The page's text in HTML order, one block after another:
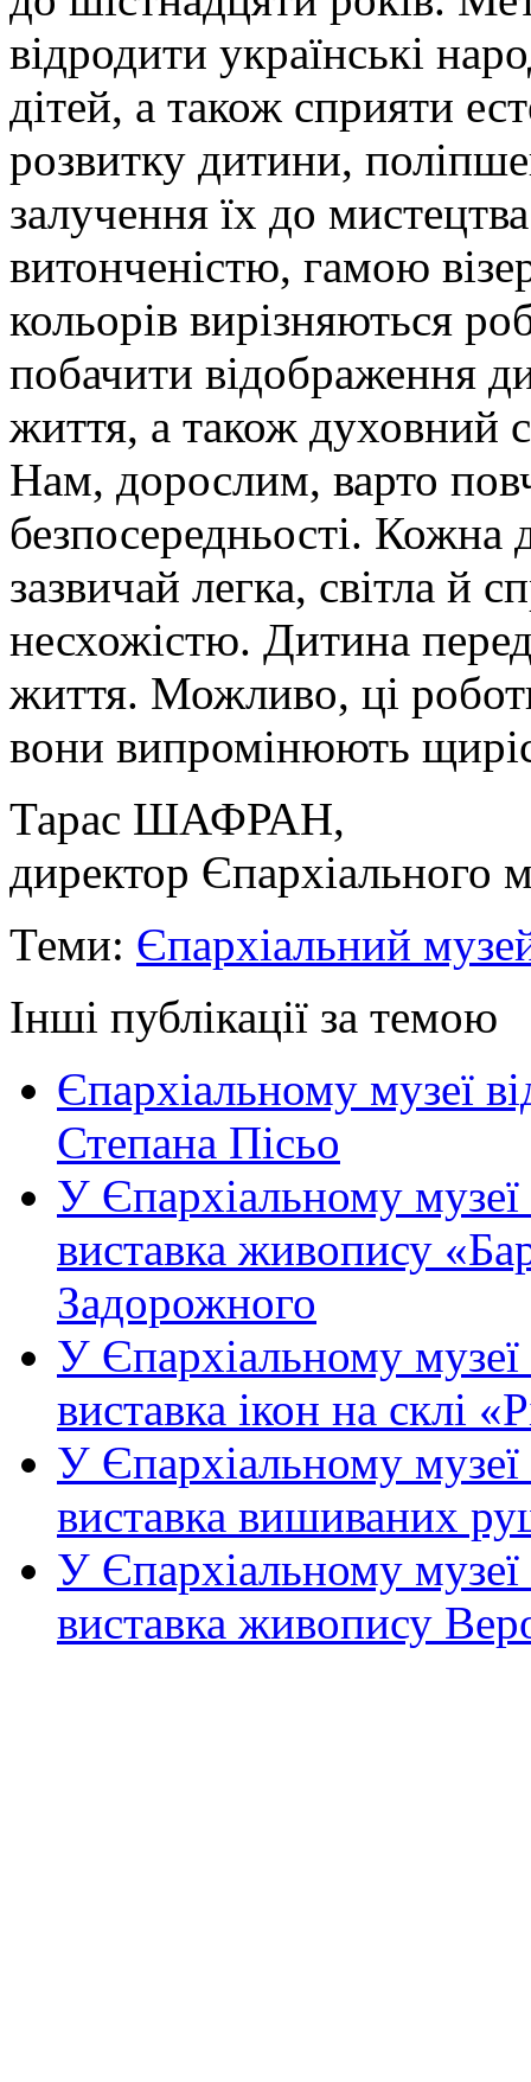
відродити українські
дітей, а також сприяти
розвитку дитини,
залучення їх до
витонченістю, гамою
кольорів вирізняються
побачити відображення
життя, а також духовний
Нам, дорослим, варто
безпосередньості. Кожна
зазвичай легка, світла й
несхожістю. Дитина
життя. Можливо, ці
вони випромінюють
Тарас ШАФРАН,
директор Єпархіального
Теми: Єпархіальний
Інші публікації за темою
Єпархіальному музеї
Степана Пісьо
У Єпархіальному музеї
виставка живопису
Задорожного
У Єпархіальному музеї
виставка ікон на склі
У Єпархіальному музеї
виставка вишиваних
У Єпархіальному музеї
виставка живопису